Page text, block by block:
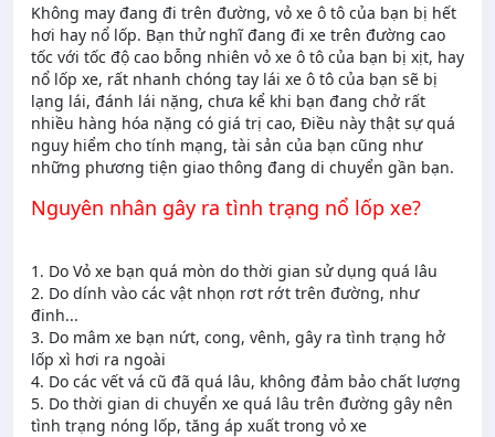
Không may đang đi trên đường, vỏ xe ô tô của bạn bị hết
hơi hay nổ lốp. Bạn thử nghĩ đang đi xe trên đường cao
tốc với tốc độ cao bỗng nhiên vỏ xe ô tô của bạn bị xịt, hay
nổ lốp xe, rất nhanh chóng tay lái xe ô tô của bạn sẽ bị
lạng lái, đánh lái nặng, chưa kể khi bạn đang chở rất
nhiều hàng hóa nặng có giá trị cao, Điều này thật sự quá
nguy hiểm cho tính mạng, tài sản của bạn cũng như
những phương tiện giao thông đang di chuyển gần bạn.
Nguyên nhân gây ra tình trạng nổ lốp xe?
1. Do Vỏ xe bạn quá mòn do thời gian sử dụng quá lâu
2. Do dính vào các vật nhọn rơt rớt trên đường, như
đinh...
3. Do mâm xe bạn nứt, cong, vênh, gây ra tình trạng hở
lốp xì hơi ra ngoài
4. Do các vết vá cũ đã quá lâu, không đảm bảo chất lượng
5. Do thời gian di chuyển xe quá lâu trên đường gây nên
tình trạng nóng lốp, tăng áp xuất trong vỏ xe